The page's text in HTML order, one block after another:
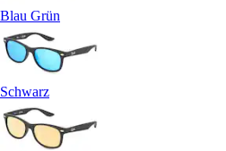
Blau Grün
Schwarz